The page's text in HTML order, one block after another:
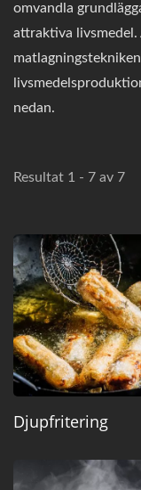
omvandla
attraktiva
nedan.
Resultat 1 - 7 av 7
Djupfritering